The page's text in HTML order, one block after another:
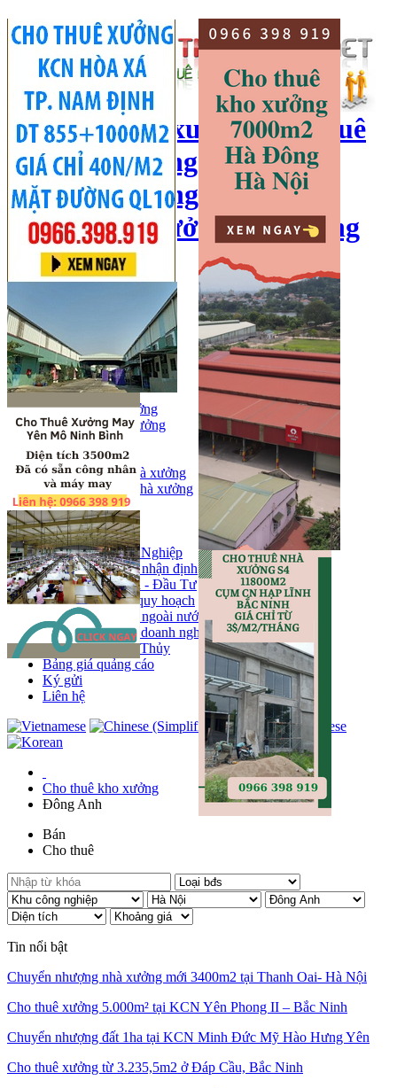
cho thuê kho xưởng, cho thuê
kho, kho xưởng hà nội, cho
thuê nhà xưởng, cho thuê
xưởng, kho xưởng hải dương
Hotline:0966 398 919
Đăng ký
Đăng tin bán/cho thuê
Trang chủ
Bán kho, nhà xưởng
Bán kho xưởng
Kho
Mặt bằng
Cho thuê kho, nhà xưởng
Cho thuê nhà xưởng
Kho
Mặt bằng
Tin tức
Khu Công Nghiệp
Phân tích - nhận định
Chính sách - Đầu Tư
Thông tin quy hoạch
Thị trường ngoài nước
Hoạt động doanh nghiẹp
Tin Phong Thủy
Bảng giá quảng cáo
Ký gửi
Liên hệ
Cho thuê kho xưởng
Đông Anh
Bán
Cho thuê
Tin nổi bật
Chuyển nhượng nhà xưởng mới 3400m2 tại Thanh Oai- Hà Nội
Cho thuê xưởng 5.000m² tại KCN Yên Phong II – Bắc Ninh
Chuyển nhượng đất 1ha tại KCN Minh Đức Mỹ Hào Hưng Yên
Cho thuê xưởng từ 3.235,5m2 ở Đáp Cầu, Bắc Ninh